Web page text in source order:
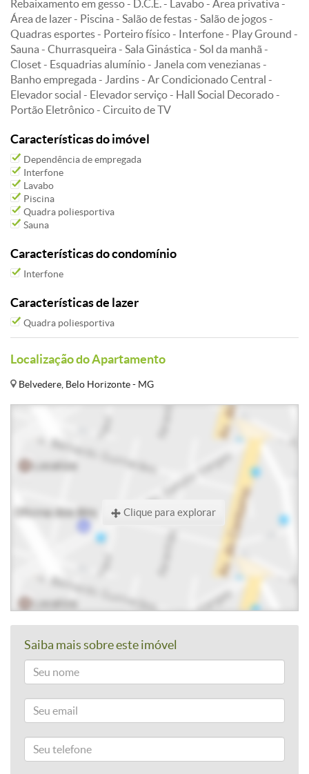
Rebaixamento em gesso - D.C.E. - Lavabo - Área privativa -
Área de lazer - Piscina - Salão de festas - Salão de jogos -
Quadras esportes - Porteiro físico - Interfone - Play Ground -
Sauna - Churrasqueira - Sala Ginástica - Sol da manhã -
Closet - Esquadrias alumínio - Janela com venezianas -
Banho empregada - Jardins - Ar Condicionado Central -
Elevador social - Elevador serviço - Hall Social Decorado -
Portão Eletrônico - Circuito de TV
Características do imóvel
Dependência de empregada
Interfone
Lavabo
Piscina
Quadra poliesportiva
Sauna
Características do condomínio
Interfone
Características de lazer
Quadra poliesportiva
Localização do Apartamento
Belvedere, Belo Horizonte - MG
Clique para explorar
Saiba mais sobre este imóvel